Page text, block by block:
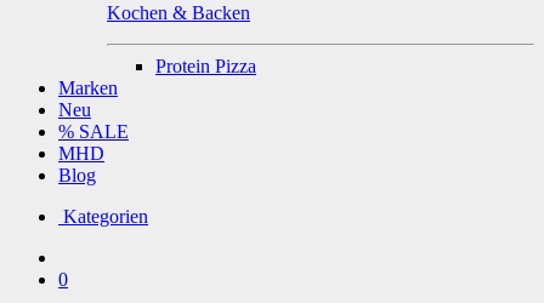
Kochen & Backen
Protein Pizza
Marken
Neu
% SALE
MHD
Blog
Kategorien
0